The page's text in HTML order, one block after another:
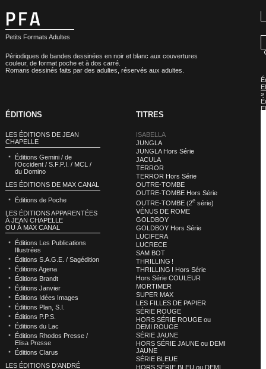
Petits Formats Adultes
Périodiques de bandes dessinées en noir et blanc aux couvertures
couleur, de format poche et à dos carré.
Romans dessinés faits par des adultes, réservés aux adultes.
»
ÉDITIONS
LES ÉDITIONS DE JEAN
CHAPELLE
Éditions Gemini / de
l’Occident / S.F.P.I. / MCL /
du Domino
LES ÉDITIONS DE MAX CANAL
Éditions de Poche
LES ÉDITIONS APPARENTÉES
À JEAN CHAPELLE
OU À MAX CANAL
Éditions Les Publications
Illustrées
Éditions S.A.G.E. / Sagédition
Éditions Agena
Éditions Brandt
Éditions Janvier
Éditions Idées Images
Éditions Plan, S.I.
Éditions P.P.S.
Éditions du Lac
Éditions Rhodos Presse /
Elisa Presse
Éditions Clarus
LES ÉDITIONS D’ANDRÉ
TITRES
ISABELLA
JUNGLA
JUNGLA Hors Série
JACULA
TERROR
TERROR Hors Série
OUTRE-TOMBE
OUTRE-TOMBE Hors Série
OUTRE-TOMBE (2esérie)
VÉNUS DE ROME
GOLDBOY
GOLDBOY Hors Série
LUCIFERA
LUCRECE
SAM BOT
THRILLING !
THRILLING ! Hors Série
Hors Série COULEUR
MORTIMER
SUPER MAX
LES FILLES DE PAPIER
SÉRIE ROUGE
HORS SÉRIE ROUGE ou
DEMI ROUGE
SÉRIE JAUNE
HORS SÉRIE JAUNE ou DEMI
JAUNE
SÉRIE BLEUE
HORS SÉRIE BLEU ou DEMI